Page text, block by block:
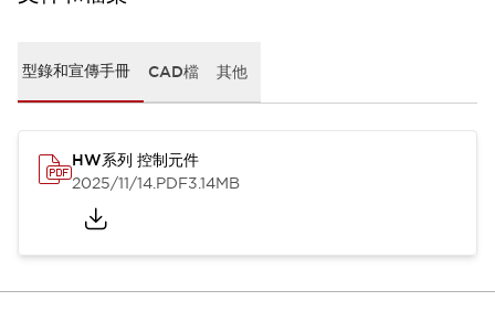
型錄和宣傳手冊 CAD檔 其他
HW系列 控制元件
2025/11/14.PDF3.14MB